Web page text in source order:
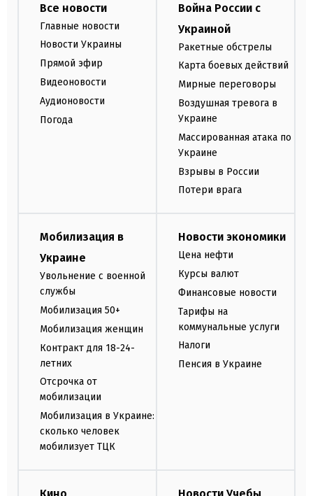
Все новости
Главные новости
Новости Украины
Прямой эфир
Видеоновости
Аудионовости
Погода
Война России с
Украиной
Ракетные обстрелы
Карта боевых действий
Мирные переговоры
Воздушная тревога в
Украине
Массированная атака по
Украине
Взрывы в России
Потери врага
Мобилизация в
Украине
Увольнение с военной
службы
Мобилизация 50+
Мобилизация женщин
Контракт для 18-24-
летних
Отсрочка от
мобилизации
Мобилизация в Украине:
сколько человек
мобилизует ТЦК
Новости экономики
Цена нефти
Курсы валют
Финансовые новости
Тарифы на
коммунальные услуги
Налоги
Пенсия в Украине